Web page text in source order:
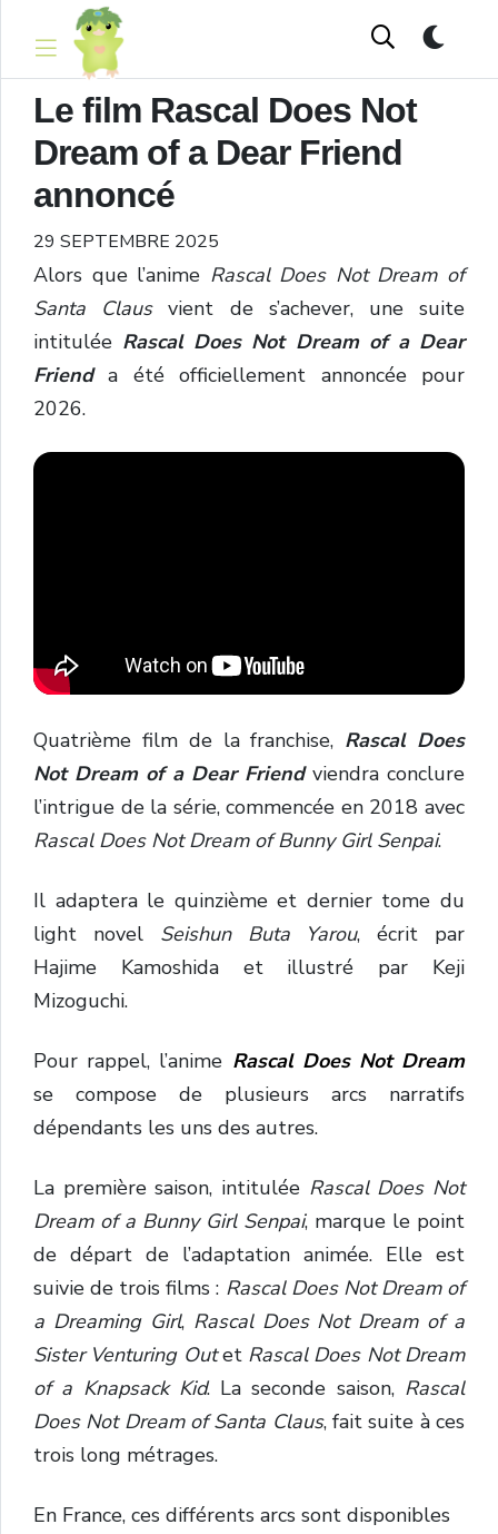
Le film Rascal Does Not
Dream of a Dear Friend
annoncé
29 SEPTEMBRE 2025
Alors que l’anime Rascal Does Not Dream of
Santa Clausvient de s’achever, une suite
intitulée Rascal Does Not Dream of a Dear
Friend a été officiellement annoncée pour
2026.
Quatrième film de la franchise, Rascal Does
Not Dream of a Dear Friend viendra conclure
l’intrigue de la série, commencée en 2018 avec
Rascal Does Not Dream of Bunny Girl Senpai.
Il adaptera le quinzième et dernier tome du
light novel Seishun Buta Yarou, écrit par
Hajime Kamoshida et illustré par Keji
Mizoguchi.
Pour rappel, l’anime Rascal Does Not Dream
se compose de plusieurs arcs narratifs
dépendants les uns des autres.
La première saison, intitulée Rascal Does Not
Dream of a Bunny Girl Senpai, marque le point
de départ de l’adaptation animée. Elle est
suivie de trois films : Rascal Does Not Dream of
a Dreaming Girl, Rascal Does Not Dream of a
Sister Venturing Outet Rascal Does Not Dream
of a Knapsack Kid. La seconde saison, Rascal
Does Not Dream of Santa Claus, fait suite à ces
trois long métrages.
En France, ces différents arcs sont disponibles